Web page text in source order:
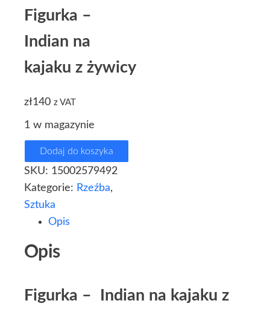
Figurka –
Indian na
kajaku z żywicy
zł140 z VAT
1 w magazynie
Dodaj do koszyka
SKU: 15002579492
Kategorie: Rzeźba,
Sztuka
Opis
Opis
Figurka – Indian na kajaku z